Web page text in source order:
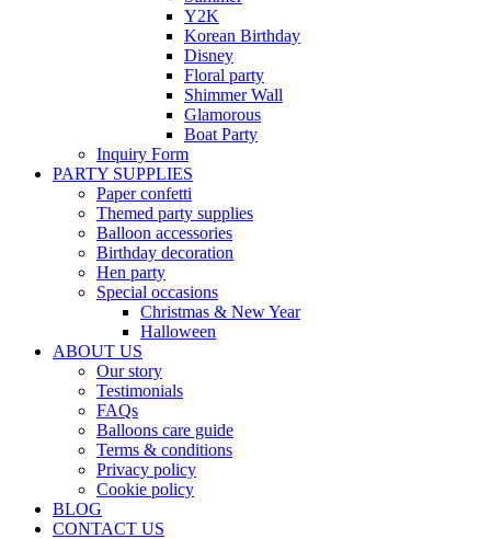
Y2K
Korean Birthday
Disney
Floral party
Shimmer Wall
Glamorous
Boat Party
Inquiry Form
PARTY SUPPLIES
Paper confetti
Themed party supplies
Balloon accessories
Birthday decoration
Hen party
Special occasions
Christmas & New Year
Halloween
ABOUT US
Our story
Testimonials
FAQs
Balloons care guide
Terms & conditions
Privacy policy
Cookie policy
BLOG
CONTACT US